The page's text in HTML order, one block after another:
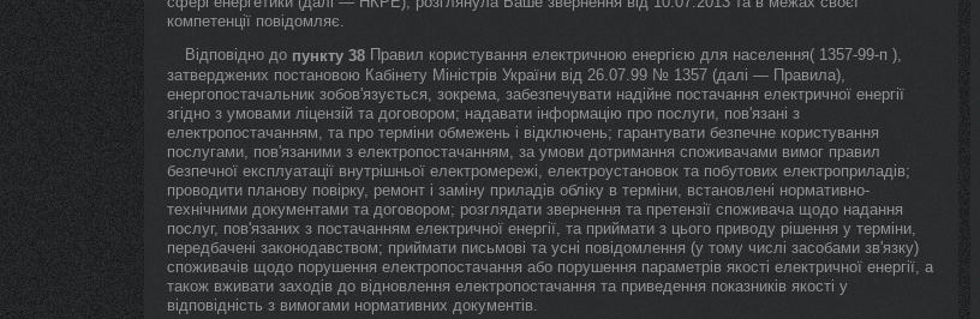
компетенції повідомляє.
Відповідно до пункту 38 Правил користування електричною енергією для населення( 1357-99-п ),
затверджених постановою Кабінету Міністрів України від 26.07.99 № 1357 (далі — Правила),
енергопостачальник зобов'язується, зокрема, забезпечувати надійне постачання електричної енергії
згідно з умовами ліцензій та договором; надавати інформацію про послуги, пов'язані з
електропостачанням, та про терміни обмежень і відключень; гарантувати безпечне користування
послугами, пов'язаними з електропостачанням, за умови дотримання споживачами вимог правил
безпечної експлуатації внутрішньої електромережі, електроустановок та побутових електроприладів;
проводити планову повірку, ремонт і заміну приладів обліку в терміни, встановлені нормативно-
технічними документами та договором; розглядати звернення та претензії споживача щодо надання
послуг, пов'язаних з постачанням електричної енергії, та приймати з цього приводу рішення у терміни,
передбачені законодавством; приймати письмові та усні повідомлення (у тому числі засобами зв'язку)
споживачів щодо порушення електропостачання або порушення параметрів якості електричної енергії, а
також вживати заходів до відновлення електропостачання та приведення показників якості у
відповідність з вимогами нормативних документів.